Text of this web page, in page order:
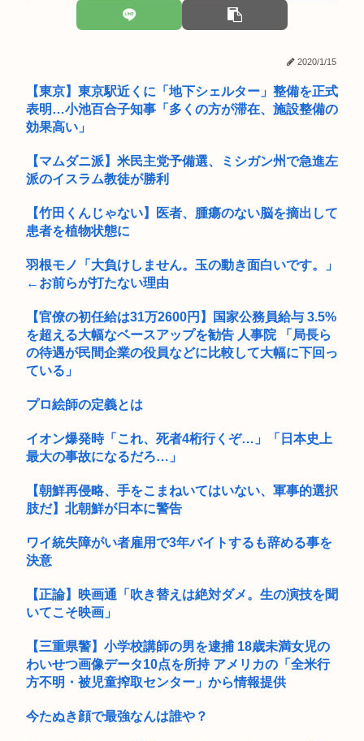
菅直人元総理、再評価されるwww
ジャンポケ斉藤、想像以上にキモくて実刑で当然だったwww
【朗報】明日8月8日は銀だこの日！先着88名に8個入りを88円
で...
日本人が高級じゃなくなったため、高級海苔弁当ブーム終了
【衰退】「エロゲー」とかいうかつて有能クリエイターを続々
【衝撃】ワンピースアンチの正体、ついに判明してしまう…
中学生「嫌儲では大卒が貧乏で、高卒が金持ちが多い 無能な大
卒の集...
面白いシューティングゲーム教えろ
代さん...
全な準備...
れる。そ...
2020/1/15
【東京】東京駅近くに「地下シェルター」整備を正式
表明…小池百合子知事「多くの方が滞在、施設整備の
効果高い」
【マムダニ派】米民主党予備選、ミシガン州で急進左
派のイスラム教徒が勝利
【竹田くんじゃない】医者、腫瘍のない脳を摘出して
患者を植物状態に
羽根モノ「大負けしません。玉の動き面白いです。」
←お前らが打たない理由
【官僚の初任給は31万2600円】国家公務員給与 3.5%
を超える大幅なベースアップを勧告 人事院 「局長ら
の待遇が民間企業の役員などに比較して大幅に下回っ
ている」
プロ絵師の定義とは
イオン爆発時「これ、死者4桁行くぞ…」「日本史上
最大の事故になるだろ…」
【朝鮮再侵略、手をこまねいてはいない、軍事的選択
肢だ】北朝鮮が日本に警告
ワイ統失障がい者雇用で3年バイトするも辞める事を
決意
【正論】映画通「吹き替えは絶対ダメ。生の演技を聞
いてこそ映画」
【三重県警】小学校講師の男を逮捕 18歳未満女児の
わいせつ画像データ10点を所持 アメリカの「全米行
方不明・被児童搾取センター」から情報提供
今たぬき顔で最強なんは誰や？